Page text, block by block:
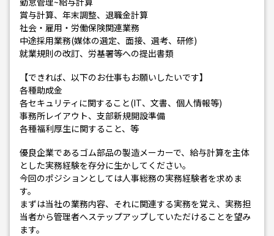
賞与計算、年末調整、退職金計算
社会・雇用・労働保険関連業務
中途採用業務(媒体の選定、面接、選考、研修)
就業規則の改訂、労基署等への提出書類
【できれば、以下のお仕事もお願いしたいです】
各種助成金
各セキュリティに関すること(IT、文書、個人情報等)
事務所レイアウト、支部新規開設準備
各種福利厚生に関すること、等
優良企業であるゴム部品の製造メーカーで、給与計算を主体
とした実務経験を存分に生かしてください。
今回のポジションとしては人事総務の実務経験者を求めま
す。
まずは当社の業務内容、それに関連する実務を覚え、実務担
当者から管理者へステップアップしていただけることを望み
ます。